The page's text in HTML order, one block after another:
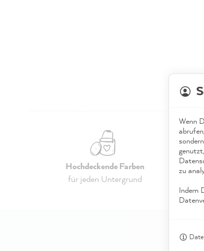
Hochdeckende Farben
für jeden Untergrund
Wenn
zu
Indem